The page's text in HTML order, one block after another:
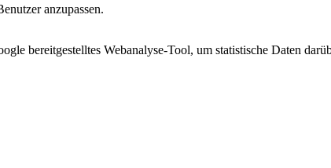
anzupassen.
bereitgestelltes Webanalyse-Tool, um statistische Daten